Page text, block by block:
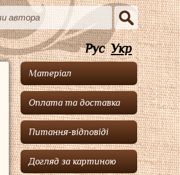
Рус Укр
Матеріал
Оплата та доставка
Питання-відповіді
Догляд за картиною